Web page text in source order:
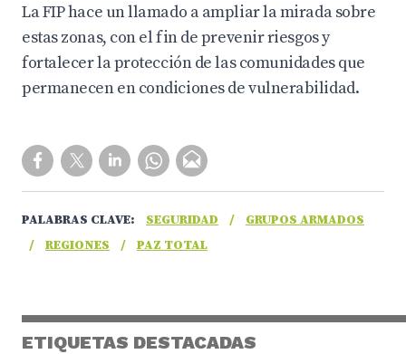
La FIP hace un llamado a ampliar la mirada sobre
estas zonas, con el fin de prevenir riesgos y
fortalecer la protección de las comunidades que
permanecen en condiciones de vulnerabilidad.
PALABRAS CLAVE: SEGURIDAD /
GRUPOS ARMADOS
/
REGIONES / PAZ TOTAL
ETIQUETAS DESTACADAS